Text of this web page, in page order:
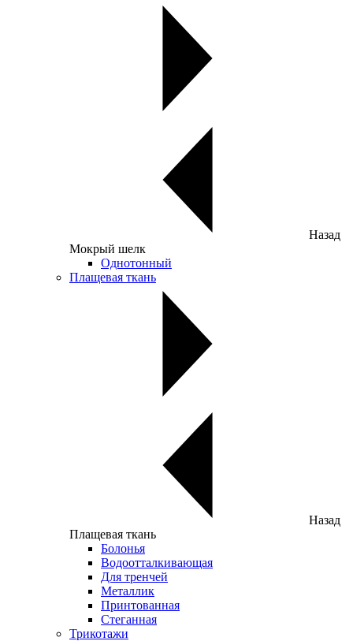
Назад
Мокрый шелк
Однотонный
Плащевая ткань
Назад
Плащевая ткань
Болонья
Водоотталкивающая
Для тренчей
Металлик
Принтованная
Стеганная
Трикотажи